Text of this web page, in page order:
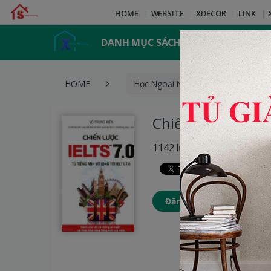
HOME WEBSITE XDECOR LINK
DANH MỤC SÁCH
HOME Học Ngoại Ngữ Chiến
Chiến Lược IELTS
1142 lượt xem
Đăng nhập để thêm